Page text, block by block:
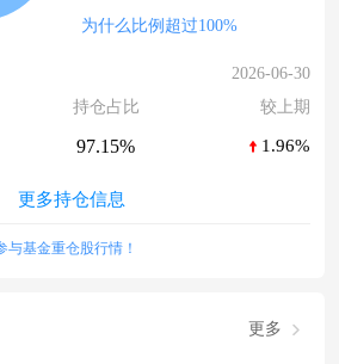
为什么比例超过100%
2026-06-30
持仓占比 较上期
97.15% 1.96%
更多持仓信息
与基金重仓股行情！
更多